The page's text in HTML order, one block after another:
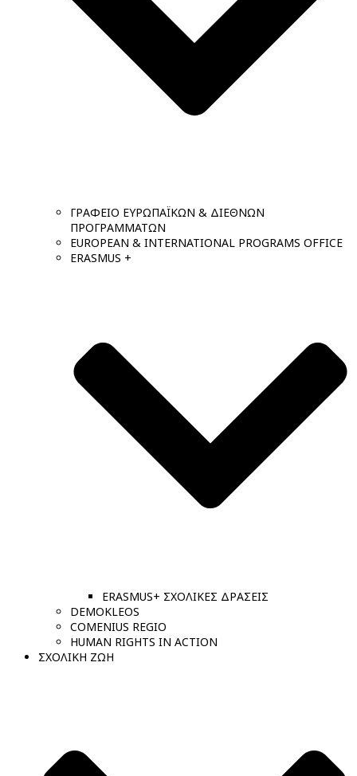
ΓΡΑΦΕΙΟ ΕΥΡΩΠΑΪΚΩΝ & ΔΙΕΘΝΩΝ
ΠΡΟΓΡΑΜΜΑΤΩΝ
EUROPEAN & INTERNATIONAL PROGRAMS OFFICE
ERASMUS +
ERASMUS+ ΣΧΟΛΙΚΕΣ ΔΡΑΣΕΙΣ
DEMOKLEOS
COMENIUS REGIO
HUMAN RIGHTS IN ACTION
ΣΧΟΛΙΚΗ ΖΩΗ